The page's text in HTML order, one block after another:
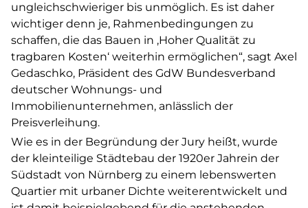
ungleichschwieriger bis unmöglich. Es ist daher
wichtiger denn je, Rahmenbedingungen zu
schaffen, die das Bauen in ‚Hoher Qualität zu
tragbaren Kosten‘ weiterhin ermöglichen“, sagt Axel
Gedaschko, Präsident des GdW Bundesverband
deutscher Wohnungs- und
Immobilienunternehmen, anlässlich der
Preisverleihung.
Wie es in der Begründung der Jury heißt, wurde
der kleinteilige Städtebau der 1920er Jahrein der
Südstadt von Nürnberg zu einem lebenswerten
Quartier mit urbaner Dichte weiterentwickelt und